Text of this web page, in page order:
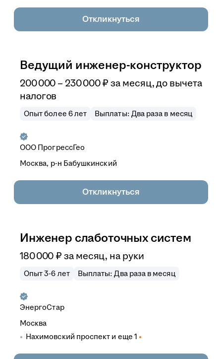
Откликнуться
Ведущий инженер-конструктор
200 000 – 230 000₽ за месяц,до вычета
налогов
Опыт более 6 лет Выплаты: Два раза в месяц
ООО ПрогрессГео
Москва, р-н Бабушкинский
Откликнуться
Инженер слаботочных систем
180 000 ₽ за месяц, на руки
Опыт 3-6 лет Выплаты: Два раза в месяц
ЭнергоСтар
Москва
Нахимовский проспект и еще 1